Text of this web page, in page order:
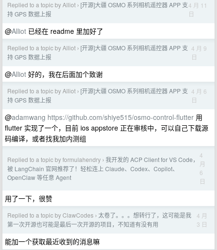
Replied to a topic by Alliot › [开源]大疆 OSMO 系列相机遥控器 APP 支
持 GPS 数据上报
4 月 11
日
@Alliot 已经在 readme 里加好了
Replied to a topic by Alliot › [开源]大疆 OSMO 系列相机遥控器 APP 支
持 GPS 数据上报
4 月 9
日
@Alliot 好的，我在后面加个致谢
Replied to a topic by Alliot › [开源]大疆 OSMO 系列相机遥控器 APP 支
持 GPS 数据上报
4 月 6
日
@adamwang https://github.com/shiye515/osmo-control-flutter 用
flutter 实现了一个，目前 ios appstore 正在审核中，可以自己下载源
码编译，或者找我加内测组
Replied to a topic by formulahendry › 我开发的 ACP Client for VS Code，
被 LangChain 官网推荐了！轻松连上 Claude、Codex、Copilot、
OpenClaw 等任意 Agent
4
月
6
日
用了一下，很赞
Replied to a topic by ClawCodes › 太卷了。。。想转行了，这可能是我
第一次开源也可能是最后一次开源的项目，不知道有没有用
4 月
3 日
能加一个获取最近收到的消息嘛